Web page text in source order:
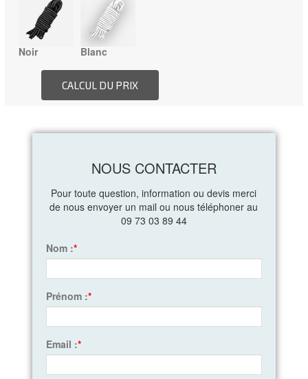
Noir Blanc
NOUS CONTACTER
Pour toute question, information ou devis merci
de nous envoyer un mail ou nous téléphoner au
09 73 03 89 44
Nom :*
Prénom :*
Email :*